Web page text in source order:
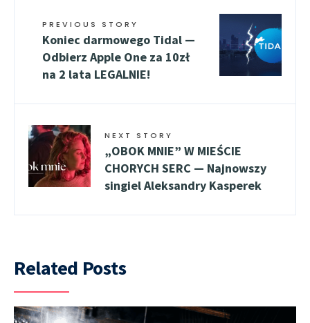
PREVIOUS STORY
Koniec darmowego Tidal —
Odbierz Apple One za 10zł
na 2 lata LEGALNIE!
NEXT STORY
„OBOK MNIE” W MIEŚCIE
CHORYCH SERC — Najnowszy
singiel Aleksandry Kasperek
Related Posts